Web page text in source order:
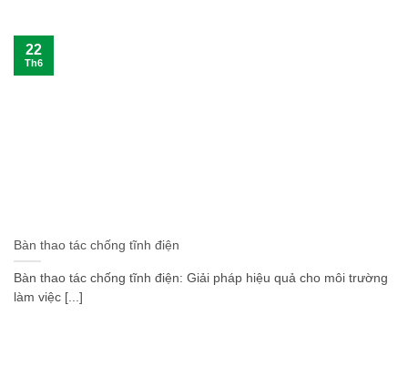
Bàn thao tác chống tĩnh điện
Bàn thao tác chống tĩnh điện: Giải pháp hiệu quả cho môi trường
làm việc [...]
22
Th6